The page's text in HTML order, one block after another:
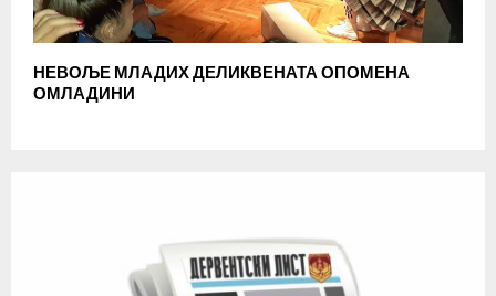
НЕВОЉЕ МЛАДИХ ДЕЛИКВЕНАТА ОПОМЕНА
ОМЛАДИНИ